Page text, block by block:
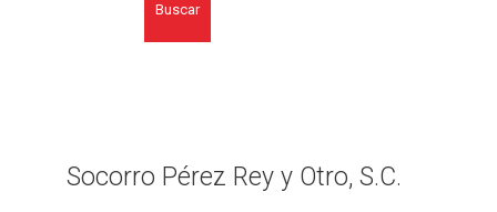
Buscar
Socorro Pérez Rey y Otro, S.C.